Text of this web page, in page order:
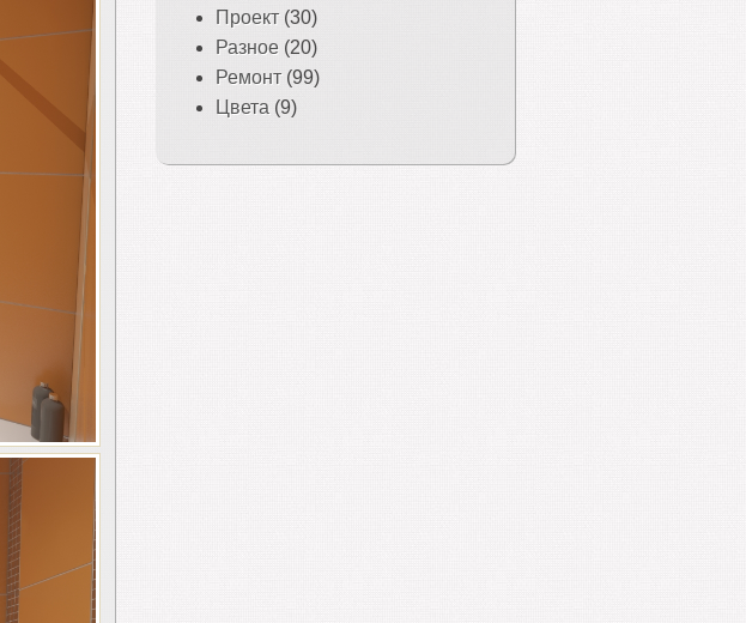
Проект(30)
Разное (20)
Ремонт(99)
Цвета (9)